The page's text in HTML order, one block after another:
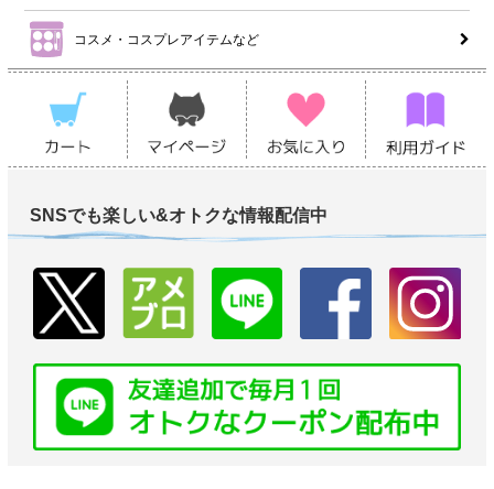
コスメ・コスプレアイテムなど
SNSでも楽しい&オトクな情報配信中